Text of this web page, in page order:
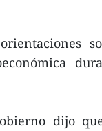
dijo